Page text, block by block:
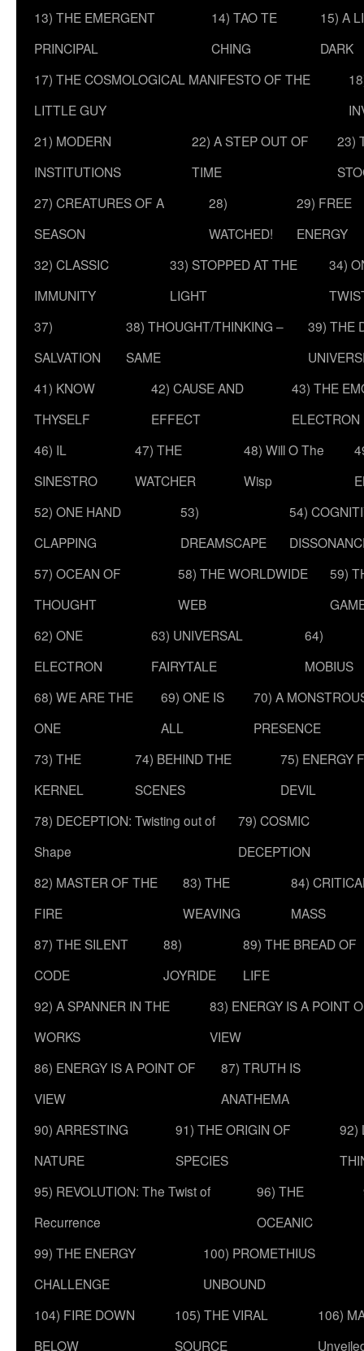
13) THE EMERGENT
PRINCIPAL
14) TAO TE
CHING
15) A
DARK
17) THE COSMOLOGICAL MANIFESTO OF THE
LITTLE GUY
21) MODERN
INSTITUTIONS
22) A STEP OUT OF
TIME
23)
27) CREATURES OF A
SEASON
28)
WATCHED!
29) FREE
ENERGY
32) CLASSIC
IMMUNITY
33) STOPPED AT THE
LIGHT
34)
37)
SALVATION
38) THOUGHT/THINKING –
SAME
39) THE
41) KNOW
THYSELF
42) CAUSE AND
EFFECT
43) THE
ELECTRON
46) IL
SINESTRO
47) THE
WATCHER
48) Will O The
Wisp
52) ONE HAND
CLAPPING
53)
DREAMSCAPE
54)
57) OCEAN OF
THOUGHT
58) THE WORLDWIDE
WEB
59)
62) ONE
ELECTRON
63) UNIVERSAL
FAIRYTALE
64)
MOBIUS
68) WE ARE THE
ONE
69) ONE IS
ALL
70) A
PRESENCE
73) THE
KERNEL
74) BEHIND THE
SCENES
75) ENERGY
DEVIL
78) DECEPTION: Twisting out of
Shape
79) COSMIC
DECEPTION
82) MASTER OF THE
FIRE
83) THE
WEAVING
84)
MASS
87) THE SILENT
CODE
88)
JOYRIDE
89) THE BREAD OF
LIFE
92) A SPANNER IN THE
WORKS
83) ENERGY IS A POINT
VIEW
86) ENERGY IS A POINT OF
VIEW
87) TRUTH IS
ANATHEMA
90) ARRESTING
NATURE
91) THE ORIGIN OF
SPECIES
92)
95) REVOLUTION: The Twist of
Recurrence
96) THE
OCEANIC
99) THE ENERGY
CHALLENGE
100) PROMETHIUS
UNBOUND
104) FIRE DOWN
BELOW
105) THE VIRAL
SOURCE
106)